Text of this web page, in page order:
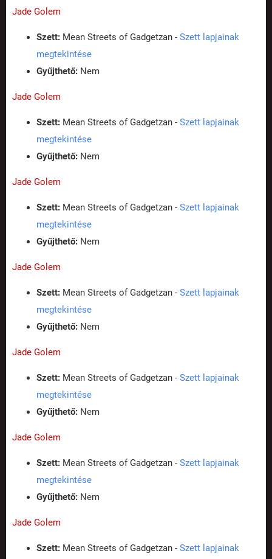
Jade Golem
Szett: Mean Streets of Gadgetzan - Szett lapjainak
megtekintése
Gyűjthető: Nem
Jade Golem
Szett: Mean Streets of Gadgetzan - Szett lapjainak
megtekintése
Gyűjthető: Nem
Jade Golem
Szett: Mean Streets of Gadgetzan - Szett lapjainak
megtekintése
Gyűjthető: Nem
Jade Golem
Szett: Mean Streets of Gadgetzan - Szett lapjainak
megtekintése
Gyűjthető: Nem
Jade Golem
Szett: Mean Streets of Gadgetzan - Szett lapjainak
megtekintése
Gyűjthető: Nem
Jade Golem
Szett: Mean Streets of Gadgetzan - Szett lapjainak
megtekintése
Gyűjthető: Nem
Jade Golem
Szett: Mean Streets of Gadgetzan - Szett lapjainak